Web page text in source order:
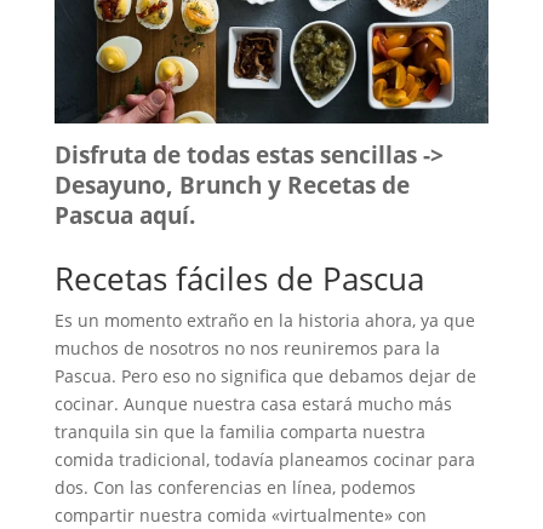
Disfruta de todas estas sencillas ->
Desayuno, Brunch y Recetas de
Pascua aquí.
Recetas fáciles de Pascua
Es un momento extraño en la historia ahora, ya que
muchos de nosotros no nos reuniremos para la
Pascua. Pero eso no significa que debamos dejar de
cocinar. Aunque nuestra casa estará mucho más
tranquila sin que la familia comparta nuestra
comida tradicional, todavía planeamos cocinar para
dos. Con las conferencias en línea, podemos
compartir nuestra comida «virtualmente» con